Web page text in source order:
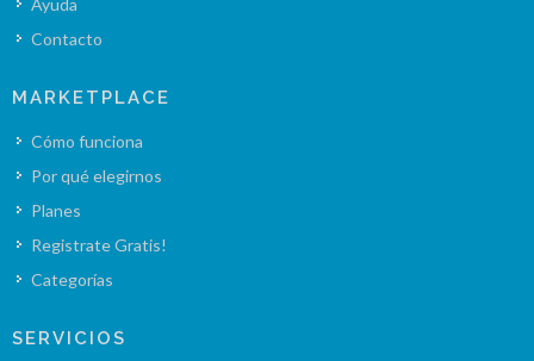
Contacto
MARKETPLACE
Cómo funciona
Por qué elegirnos
Planes
Registrate Gratis!
Categorías
SERVICIOS